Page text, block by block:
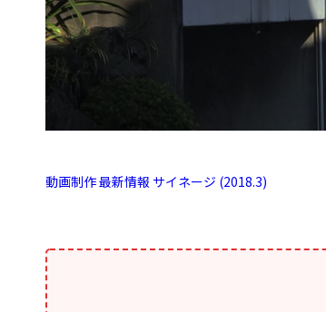
動画制作 最新情報 サイネージ (2018.3)